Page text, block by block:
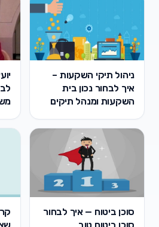
ניהול תיקי השקעות –
איך לבחור נכון בית
השקעות ומנהל תיקים
סוכן ביטוח — איך לבחור